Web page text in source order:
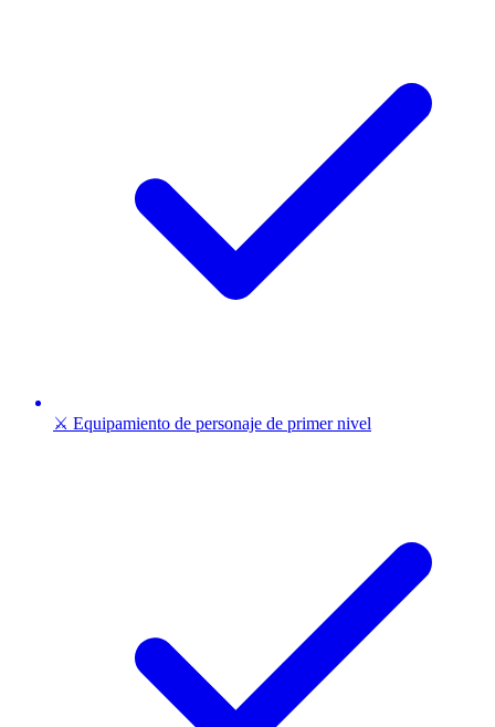
⚔️ Equipamiento de personaje de primer nivel